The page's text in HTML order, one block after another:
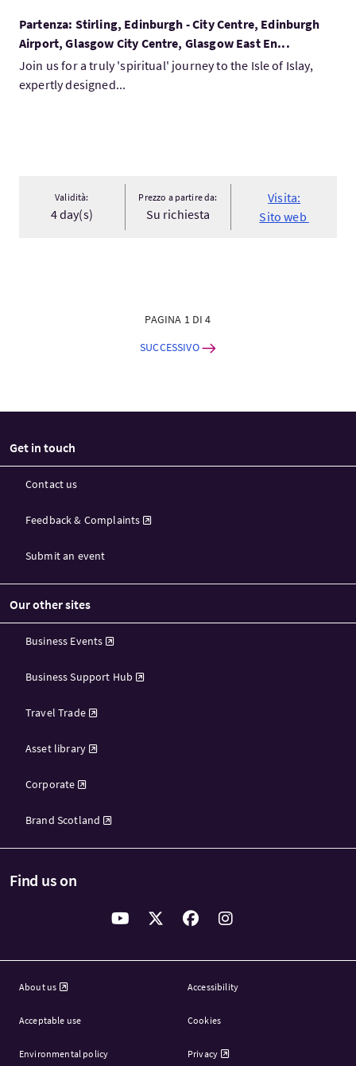
Partenza: Stirling, Edinburgh - City Centre, Edinburgh
Airport, Glasgow City Centre, Glasgow East En...
Join us for a truly 'spiritual' journey to the Isle of Islay,
expertly designed...
Validità:
4 day(s)
Prezzo a partire da:
Su richiesta
Visita:
Sito web
PAGINA 1 DI 4
SUCCESSIVO
Get in touch
Contact us
Feedback & Complaints
Submit an event
Our other sites
Business Events
Business Support Hub
Travel Trade
Asset library
Corporate
Brand Scotland
Find us on
About us Accessibility
Acceptable use Cookies
Environmental policy Privacy